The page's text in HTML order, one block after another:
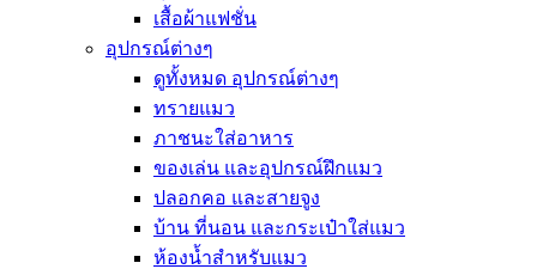
เสื้อผ้าแฟชั่น
อุปกรณ์ต่างๆ
ดูทั้งหมด อุปกรณ์ต่างๆ
ทรายแมว
ภาชนะใส่อาหาร
ของเล่น และอุปกรณ์ฝึกแมว
ปลอกคอ และสายจูง
บ้าน ที่นอน และกระเป๋าใส่แมว
ห้องน้ำสำหรับแมว